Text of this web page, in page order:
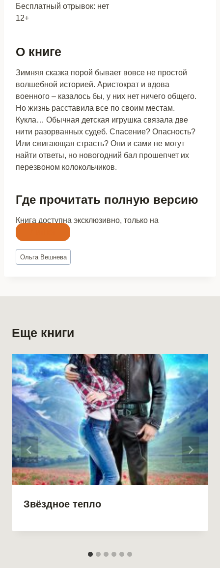
Бесплатный отрывок: нет
12+
О книге
Зимняя сказка порой бывает вовсе не простой
волшебной историей. Аристократ и вдова
военного – казалось бы, у них нет ничего общего.
Но жизнь расставила все по своим местам.
Кукла… Обычная детская игрушка связала две
нити разорванных судеб. Спасение? Опасность?
Или сжигающая страсть? Они и сами не могут
найти ответы, но новогодний бал прошепчет их
перезвоном колокольчиков.
Где прочитать полную версию
Книга доступна эксклюзивно, только на
Метки
записи:
Ольга Вешнева
Еще книги
Звёздное тепло